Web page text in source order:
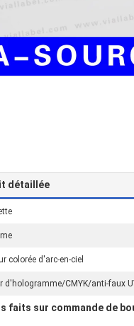
détaillée
colorée d'arc-en-ciel
d'hologramme/CMYK/anti-faux
faits sur commande de